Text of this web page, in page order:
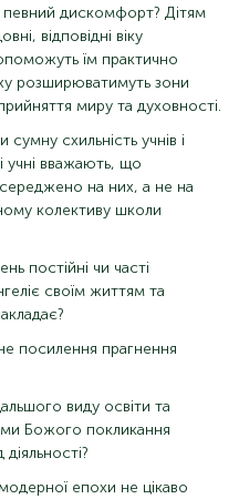
певний дискомфорт? Дітям
відповідні віку
їм практично
розширюватимуть зони
миру та духовності.
схильність учнів і
учні вважають, що
на них, а не на
колективу школи
постійні чи часті
своїм життям та
посилення прагнення
виду освіти та
Божого покликання
епохи не цікаво